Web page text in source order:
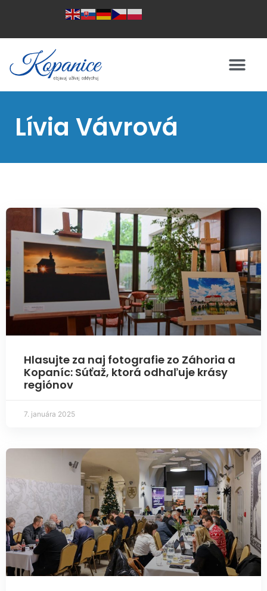
Lívia Vávrová
Hlasujte za naj fotografie zo Záhoria a
Kopaníc: Súťaž, ktorá odhaľuje krásy
regiónov
7. januára 2025